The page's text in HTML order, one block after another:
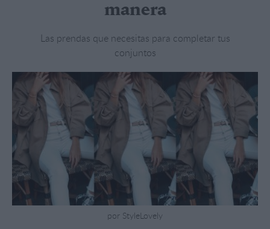
manera
Las prendas que necesitas para completar tus
conjuntos
por StyleLovely